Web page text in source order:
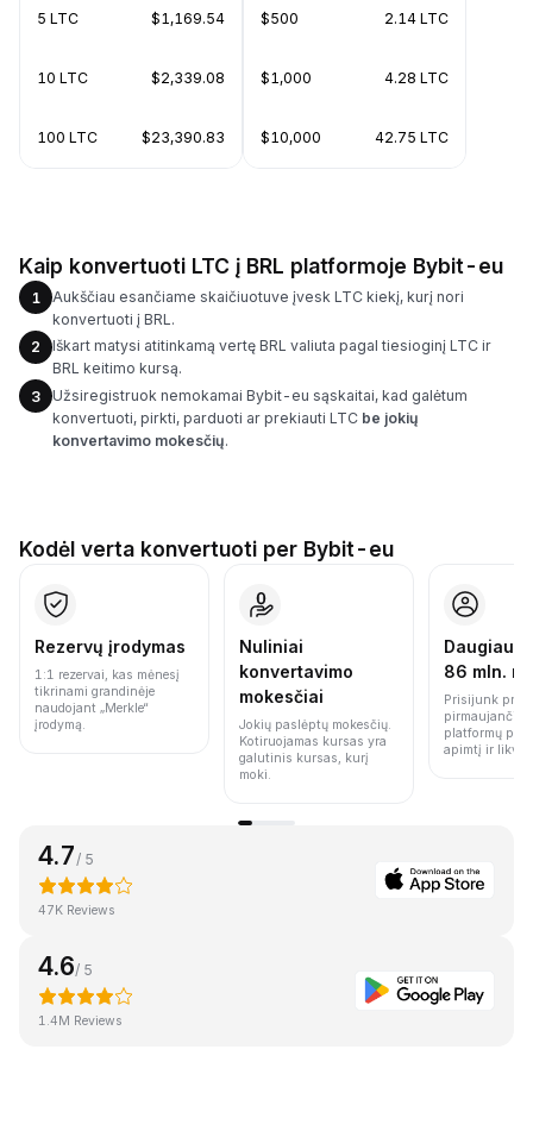
5 LTC $1,169.54
10 LTC $2,339.08
100 LTC $23,390.83
$500 2.14 LTC
$1,000 4.28 LTC
$10,000 42.75 LTC
Kaip konvertuoti LTC į BRL platformoje Bybit-eu
1
Aukščiau esančiame skaičiuotuve įvesk LTC kiekį, kurį nori
konvertuoti į BRL.
2
Iškart matysi atitinkamą vertę BRL valiuta pagal tiesioginį LTC ir
BRL keitimo kursą.
3
Užsiregistruok nemokamai Bybit-eu sąskaitai, kad galėtum
konvertuoti, pirkti, parduoti ar prekiauti LTC be jokių
konvertavimo mokesčių.
Kodėl verta konvertuoti per Bybit-eu
Rezervų įrodymas
1:1 rezervai, kas mėnesį
tikrinami grandinėje
naudojant „Merkle“
įrodymą.
Nuliniai
konvertavimo
mokesčiai
Jokių paslėptų mokesčių.
Kotiruojamas kursas yra
galutinis kursas, kurį
moki.
Daugiau
86 mln.
Prisijunk prie
pirmaujančių
platformų
apimtį ir
4.7 / 5
47K Reviews
4.6/ 5
1.4M Reviews